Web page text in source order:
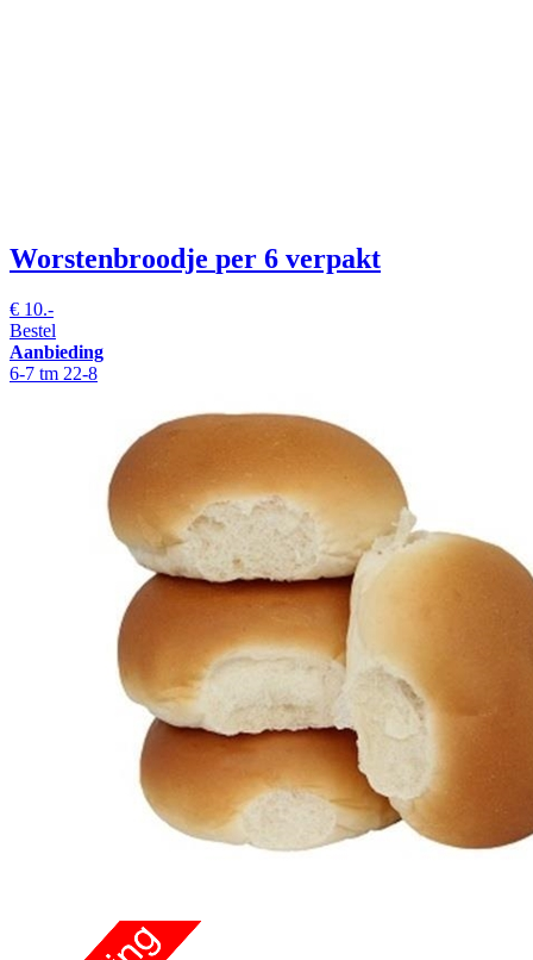
Worstenbroodje per 6 verpakt
€ 10.-
Bestel
Aanbieding
6-7 tm 22-8